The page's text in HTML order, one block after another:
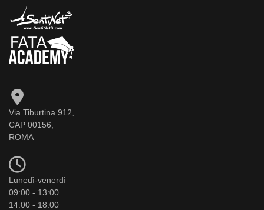
Via Tiburtina 912,
CAP 00156,
ROMA
Lunedì-venerdì
09:00 - 13:00
14:00 - 18:00